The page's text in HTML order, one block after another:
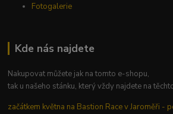
Fotogalerie
Kde nás najdete
Nakupovat můžete jak na tomto e-shopu,
tak u našeho stánku, který vždy najdete na
začátkem května na Bastion Race v Jaroměři -